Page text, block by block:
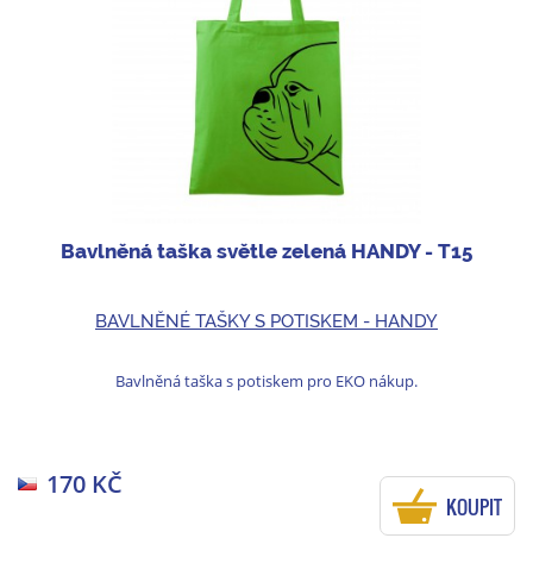
Bavlněná taška světle zelená HANDY - T15
BAVLNĚNÉ TAŠKY S POTISKEM - HANDY
Bavlněná taška s potiskem pro EKO nákup.
170 KČ
KOUPIT